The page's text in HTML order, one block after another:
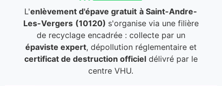
L'enlèvement d'épave gratuit à Saint-Andre-
Les-Vergers (10120) s'organise via une filière
de recyclage encadrée : collecte par un
épaviste expert, dépollution réglementaire et
certificat de destruction officieldélivré par le
centre VHU.